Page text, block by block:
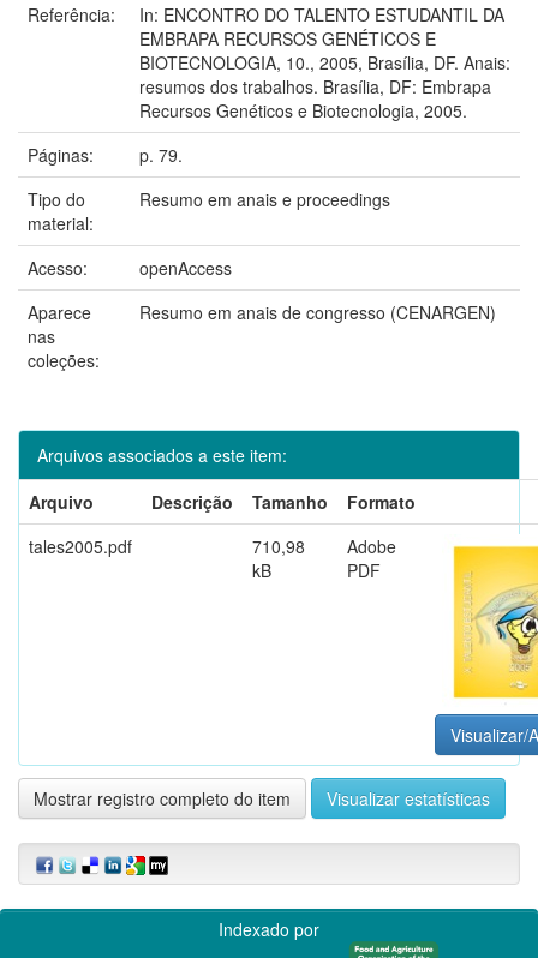
Referência:
In: ENCONTRO DO TALENTO ESTUDANTIL DA
EMBRAPA RECURSOS GENÉTICOS E
BIOTECNOLOGIA, 10., 2005, Brasília, DF. Anais:
resumos dos trabalhos. Brasília, DF: Embrapa
Recursos Genéticos e Biotecnologia, 2005.
Páginas:
p. 79.
Tipo do
material:
Resumo em anais e proceedings
Acesso:
openAccess
Aparece
nas
coleções:
Resumo em anais de congresso (CENARGEN)
Arquivos associados a este item:
Arquivo
Descrição Tamanho
Formato
tales2005.pdf
710,98
kB
Adobe
PDF
Visualizar/
Mostrar registro completo do item Visualizar estatísticas
Indexado por